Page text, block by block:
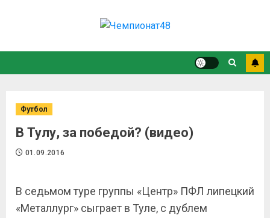
Футбол
В Тулу, за победой? (видео)
01.09.2016
В седьмом туре группы «Центр» ПФЛ липецкий
«Металлург» сыграет в Туле, с дублем